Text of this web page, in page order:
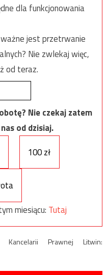
dla funkcjonowania
jest przetrwanie
Nie zwlekaj więc,
od teraz.
Nie czekaj zatem
od dzisiaj.
100 zł
miesiącu: Tutaj
Prawnej Litwin: